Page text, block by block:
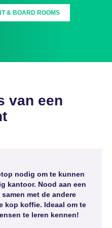
& BOARD ROOMS
van een
nodig om te kunnen
kantoor. Nood aan een
met de andere
kop koffie. Ideaal om te
te leren kennen!